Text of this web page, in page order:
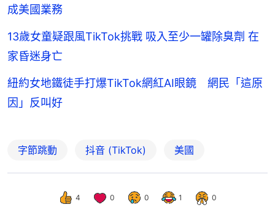
成美國業務
13歲女童疑跟風TikTok挑戰 吸入至少一罐除臭劑 在
家昏迷身亡
紐約女地鐵徒手打爆TikTok網紅AI眼鏡 網民「這原
因」反叫好
字節跳動 抖音 (TikTok) 美國
4 0 0 1 0